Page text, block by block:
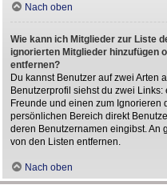
Nach oben
Wie kann ich Mitglieder zur Liste
ignorierten Mitglieder hinzufügen
entfernen?
Du kannst Benutzer auf zwei Arten
Benutzerprofil siehst du zwei
Freunde und einen zum Ignorieren
persönlichen Bereich direkt
deren Benutzernamen eingibst. An
von den Listen entfernen.
Nach oben